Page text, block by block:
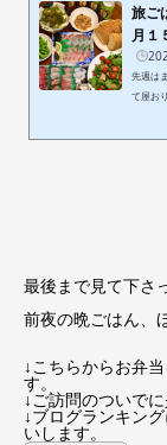
旅ご
月
先週は
て屋お
最後まで見て下さ
前夜の晩ごはん、
↓こちらからお弁
す。
↓ご訪問のついで
↓ブログランキン
いします。